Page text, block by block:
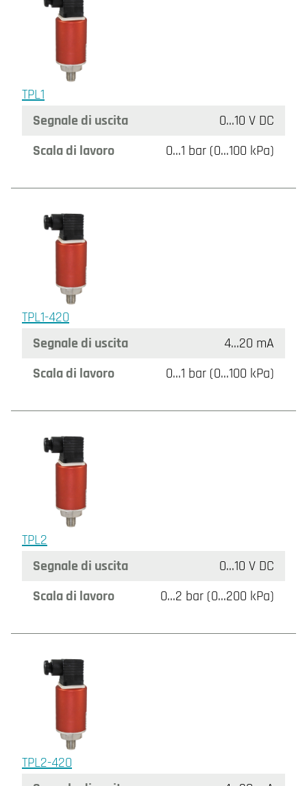
TPL1
Segnale di uscita
0…10 V DC
Scala di lavoro
0…1 bar (0…100 kPa)
TPL1-420
Segnale di uscita
4…20 mA
Scala di lavoro
0…1 bar (0…100 kPa)
TPL2
Segnale di uscita
0…10 V DC
Scala di lavoro
0…2 bar (0…200 kPa)
TPL2-420